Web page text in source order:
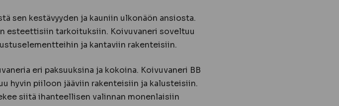
sen kestävyyden ja kauniin ulkonäön ansiosta.
esteettisiin tarkoituksiin. Koivuvaneri soveltuu
ja kantaviin rakenteisiin.
eri paksuuksina ja kokoina. Koivuvaneri BB
hyvin piiloon jääviin rakenteisiin ja kalusteisiin.
siitä ihanteellisen valinnan monenlaisiin